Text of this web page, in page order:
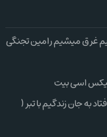
غرق میشیم رامین تجنگی
اسی بیت
به جان زندگیم با تبر (